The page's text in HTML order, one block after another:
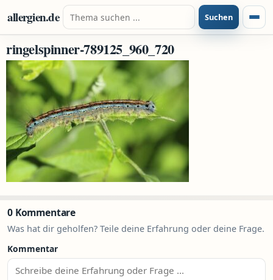
Zum Inhalt springen
allergien.de Suche nach: Suchen
ringelspinner-789125_960_720
0 Kommentare
Was hat dir geholfen? Teile deine Erfahrung oder deine Frage.
Kommentar